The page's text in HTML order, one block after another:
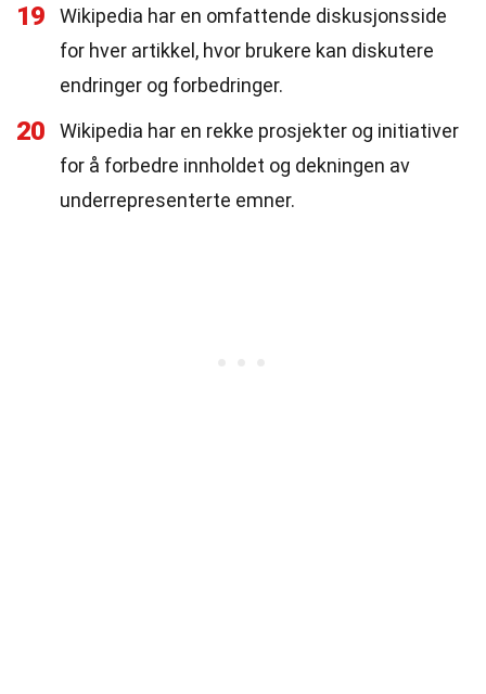
19
Wikipedia har en omfattende diskusjonsside
for hver artikkel, hvor brukere kan diskutere
endringer og forbedringer.
20
Wikipedia har en rekke prosjekter og initiativer
for å forbedre innholdet og dekningen av
underrepresenterte emner.